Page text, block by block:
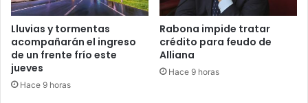
Lluvias y tormentas
acompañarán el ingreso
de un frente frío este
jueves
Hace 9 horas
Rabona impide tratar
crédito para feudo de
Alliana
Hace 9 horas